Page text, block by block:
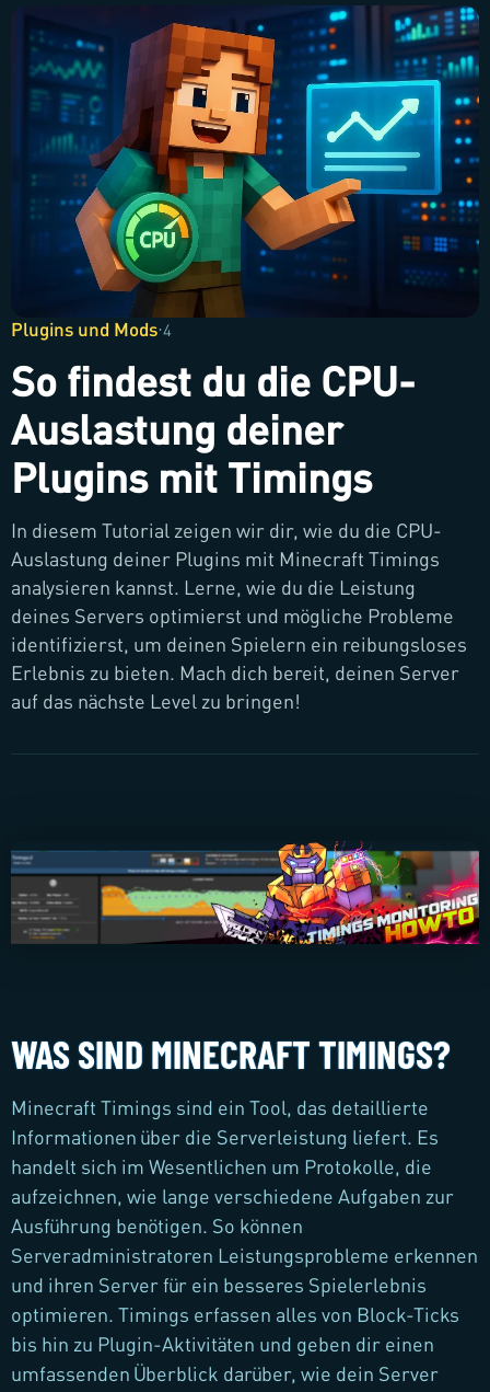
Plugins und Mods·4
So findest du die CPU-
Auslastung deiner
Plugins mit Timings
In diesem Tutorial zeigen wir dir, wie du die CPU-
Auslastung deiner Plugins mit Minecraft Timings
analysieren kannst. Lerne, wie du die Leistung
deines Servers optimierst und mögliche Probleme
identifizierst, um deinen Spielern ein reibungsloses
Erlebnis zu bieten. Mach dich bereit, deinen Server
auf das nächste Level zu bringen!
WAS SIND MINECRAFT TIMINGS?
Minecraft Timings sind ein Tool, das detaillierte
Informationen über die Serverleistung liefert. Es
handelt sich im Wesentlichen um Protokolle, die
aufzeichnen, wie lange verschiedene Aufgaben zur
Ausführung benötigen. So können
Serveradministratoren Leistungsprobleme erkennen
und ihren Server für ein besseres Spielerlebnis
optimieren. Timings erfassen alles von Block-Ticks
bis hin zu Plugin-Aktivitäten und geben dir einen
umfassenden Überblick darüber, wie dein Server